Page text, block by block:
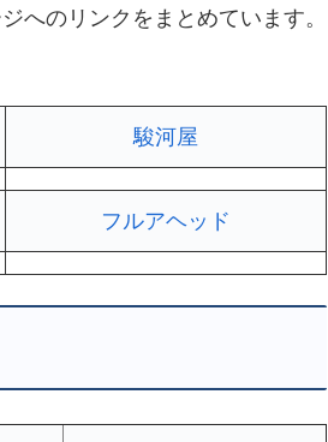
へのリンクをまとめています。
駿河屋
フルアヘッド